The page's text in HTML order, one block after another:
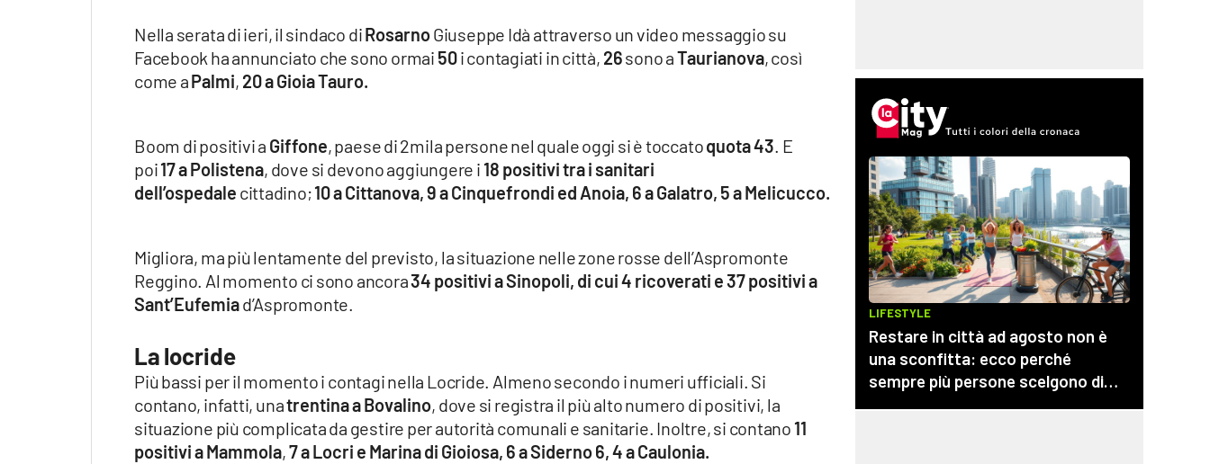
Nella serata di ieri, il sindaco diRosarnoGiuseppe Idà attraverso un video messaggio su
Facebook ha annunciato che sono ormai 50i contagiati in città, 26sono aTaurianova, così
come aPalmi, 20 a Gioia Tauro.
Boom di positivi a Giffone, paese di 2mila persone nel quale oggi si è toccatoquota 43. E
poi17 a Polistena, dove si devono aggiungere i 18 positivi tra i sanitari
dell’ospedale cittadino;10 a Cittanova, 9 a Cinquefrondi ed Anoia, 6 a Galatro, 5 a Melicucco.
Migliora, ma più lentamente del previsto, la situazione nelle zone rosse dell’Aspromonte
Reggino. Al momento ci sono ancora34 positivi a Sinopoli, di cui 4 ricoverati e 37 positivi a
Sant’Eufemiad’Aspromonte.
La locride
Più bassi per il momento i contagi nella Locride. Almeno secondo i numeri ufficiali. Si
contano, infatti, unatrentina a Bovalino, dove si registra il più alto numero di positivi, la
situazione più complicata da gestire per autorità comunali e sanitarie. Inoltre, si contano 11
positivi a Mammola,7 a Locri e Marina di Gioiosa, 6 a Siderno 6, 4 a Caulonia.